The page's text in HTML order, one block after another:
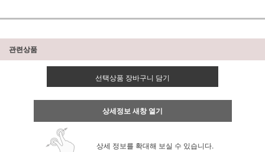
관련상품
선택상품 장바구니 담기
상세정보 새창 열기
상세 정보를 확대해 보실 수 있습니다.